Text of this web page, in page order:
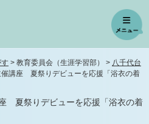
> 教育委員会（生涯学習部） > 八千代台
催講座 夏祭りデビューを応援「浴衣の着
夏祭りデビューを応援「浴衣の着